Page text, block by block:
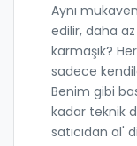
Aynı
edilir, daha
karmaşık?
sadece
Benim gibi
kadar teknik
satıcıdan al'